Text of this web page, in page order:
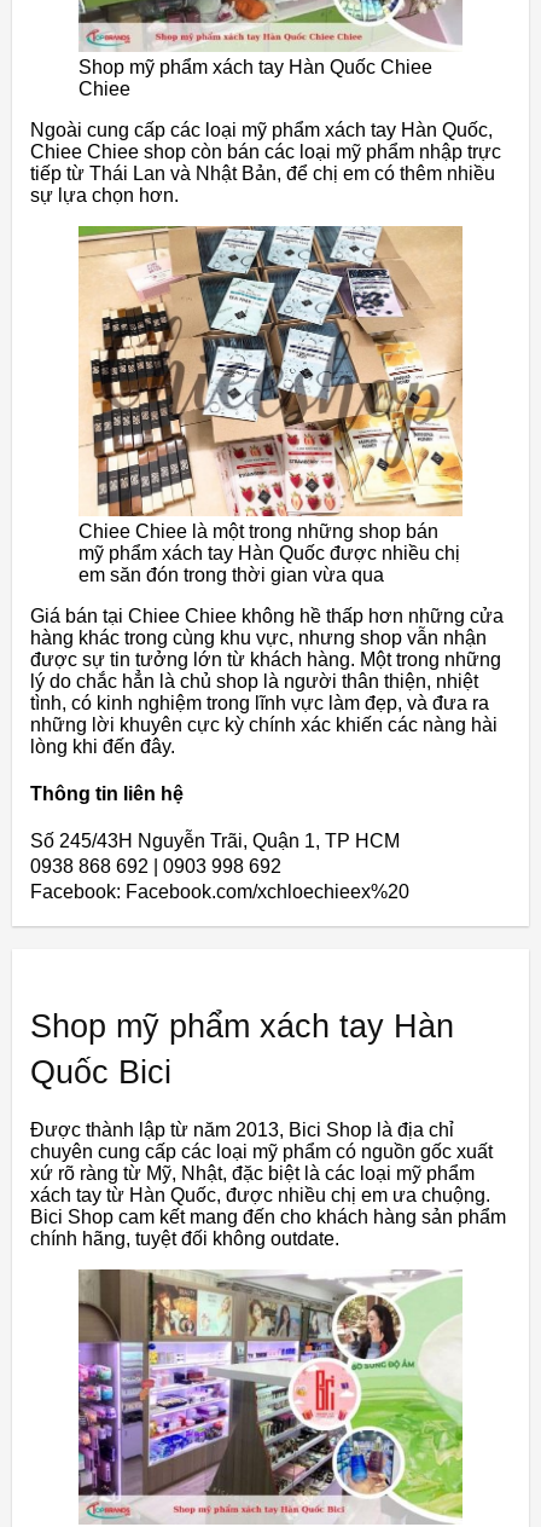
Shop mỹ phẩm xách tay Hàn Quốc Chiee
Chiee
Ngoài cung cấp các loại mỹ phẩm xách tay Hàn Quốc,
Chiee Chiee shop còn bán các loại mỹ phẩm nhập trực
tiếp từ Thái Lan và Nhật Bản, để chị em có thêm nhiều
sự lựa chọn hơn.
Chiee Chiee là một trong những shop bán
mỹ phẩm xách tay Hàn Quốc được nhiều chị
em săn đón trong thời gian vừa qua
Giá bán tại Chiee Chiee không hề thấp hơn những cửa
hàng khác trong cùng khu vực, nhưng shop vẫn nhận
được sự tin tưởng lớn từ khách hàng. Một trong những
lý do chắc hẳn là chủ shop là người thân thiện, nhiệt
tình, có kinh nghiệm trong lĩnh vực làm đẹp, và đưa ra
những lời khuyên cực kỳ chính xác khiến các nàng hài
lòng khi đến đây.
Thông tin liên hệ
Số 245/43H Nguyễn Trãi, Quận 1, TP HCM
0938 868 692 | 0903 998 692
Facebook: Facebook.com/xchloechieex%20
Shop mỹ phẩm xách tay Hàn
Quốc Bici
Được thành lập từ năm 2013, Bici Shop là địa chỉ
chuyên cung cấp các loại mỹ phẩm có nguồn gốc xuất
xứ rõ ràng từ Mỹ, Nhật, đặc biệt là các loại mỹ phẩm
xách tay từ Hàn Quốc, được nhiều chị em ưa chuộng.
Bici Shop cam kết mang đến cho khách hàng sản phẩm
chính hãng, tuyệt đối không outdate.